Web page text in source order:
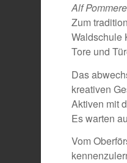
Alf
Zum
Waldschule
Tore und
Das
kreativen
Aktiven mit
Es warten
Vom